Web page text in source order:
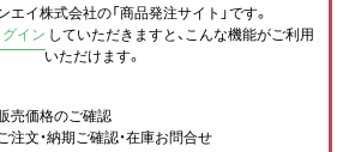
エイ株式会社の「商品発注サイト」です。
グイン していただきますと、こんな機能がご利用
いただけます。
売価格のご確認
注文・納期ご確認・在庫お問合せ